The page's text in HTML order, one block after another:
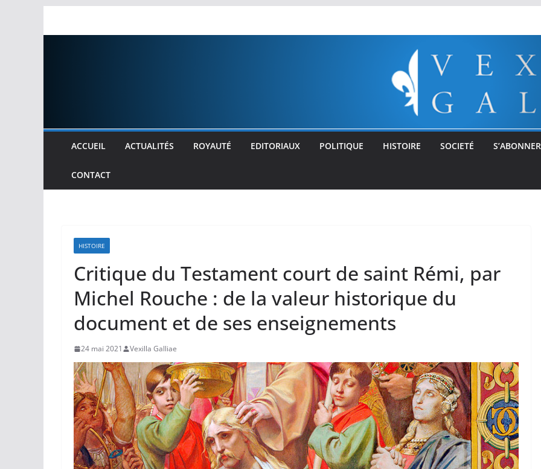
ACCUEIL ACTUALITÉS ROYAUTÉ EDITORIAUX POLITIQUE HISTOIRE SOCIETÉ
CONTACT
HISTOIRE
Critique du Testament court de saint Rémi, par
Michel Rouche : de la valeur historique du
document et de ses enseignements
24 mai 2021 Vexilla Galliae